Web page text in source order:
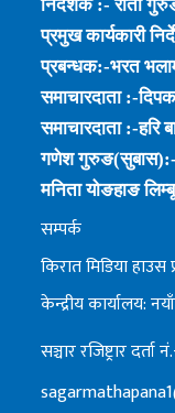
निर्देशक :- रीता
प्रमुख कार्यकारी
प्रबन्धक:-भरत
समाचारदाता :-दिपक
समाचारदाता :-हरि
गणेश गुरुङ(सुबास):-
मनिता योङहाङ
सम्पर्क
किरात मिडिया हाउस
केन्द्रीय कार्यालय:
सञ्चार रजिष्ट्रार दर्ता